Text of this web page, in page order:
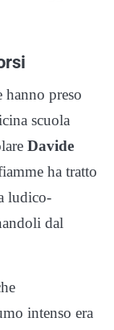
preso
scuola
Davide
ha tratto
ludico-
dal
intenso era